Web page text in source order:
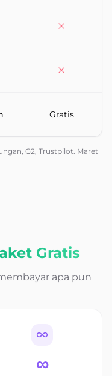
Gratis
G2, Trustpilot. Maret
Gratis
apa pun
∞